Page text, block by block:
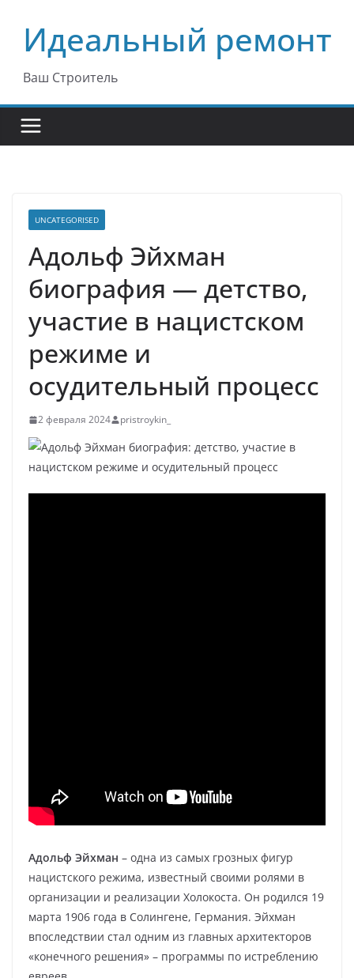
содержимому
Идеальный ремонт
Ваш Строитель
UNCATEGORISED
Адольф Эйхман
биография — детство,
участие в нацистском
режиме и
осудительный процесс
2 февраля 2024 pristroykin_
Адольф Эйхман – одна из самых грозных фигур
нацистского режима, известный своими ролями в
организации и реализации Холокоста. Он родился 19
марта 1906 года в Солингене, Германия. Эйхман
впоследствии стал одним из главных архитекторов
«конечного решения» – программы по истреблению